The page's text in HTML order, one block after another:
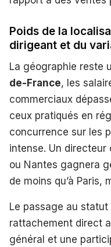
Poids de la
dirigeant et du
La géographie reste
de-France, les
commerciaux
ceux pratiqués en
concurrence sur les
intense. Un directeur
ou Nantes gagnera
de moins qu’à Paris,
Le passage au statut
rattachement direct
général et une